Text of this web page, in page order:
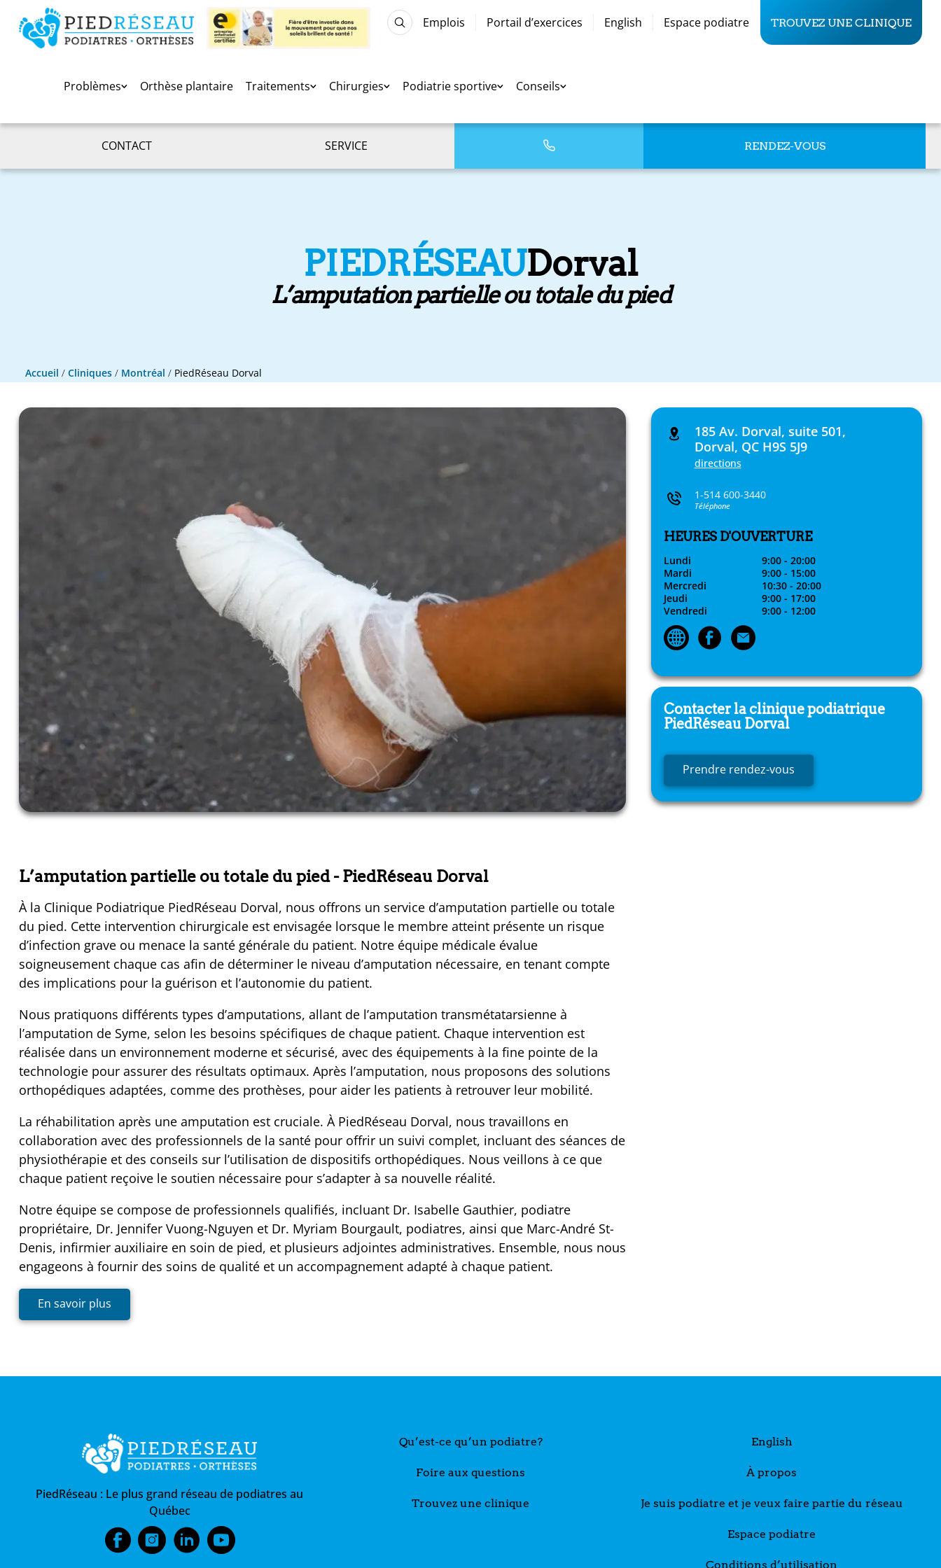
Problèmes Orthèse plantaire Traitements Chirurgies Podiatrie sportive Conseils
Emplois Portail d’exercices English Espace podiatre TROUVEZ UNE CLINIQUE
CONTACT SERVICE RENDEZ-VOUS
PIEDRÉSEAUDorval
L’amputation partielle ou totale du pied
Accueil / Cliniques / Montréal / PiedRéseau Dorval
L’amputation partielle ou totale du pied- PiedRéseau Dorval
À la Clinique Podiatrique PiedRéseau Dorval, nous offrons un service d’amputation partielle ou totale
du pied. Cette intervention chirurgicale est envisagée lorsque le membre atteint présente un risque
d’infection grave ou menace la santé générale du patient. Notre équipe médicale évalue
soigneusement chaque cas afin de déterminer le niveau d’amputation nécessaire, en tenant compte
des implications pour la guérison et l’autonomie du patient.
Nous pratiquons différents types d’amputations, allant de l’amputation transmétatarsienne à
l’amputation de Syme, selon les besoins spécifiques de chaque patient. Chaque intervention est
réalisée dans un environnement moderne et sécurisé, avec des équipements à la fine pointe de la
technologie pour assurer des résultats optimaux. Après l’amputation, nous proposons des solutions
orthopédiques adaptées, comme des prothèses, pour aider les patients à retrouver leur mobilité.
La réhabilitation après une amputation est cruciale. À PiedRéseau Dorval, nous travaillons en
collaboration avec des professionnels de la santé pour offrir un suivi complet, incluant des séances de
physiothérapie et des conseils sur l’utilisation de dispositifs orthopédiques. Nous veillons à ce que
chaque patient reçoive le soutien nécessaire pour s’adapter à sa nouvelle réalité.
Notre équipe se compose de professionnels qualifiés, incluant Dr. Isabelle Gauthier, podiatre
propriétaire, Dr. Jennifer Vuong-Nguyen et Dr. Myriam Bourgault, podiatres, ainsi que Marc-André St-
Denis, infirmier auxiliaire en soin de pied, et plusieurs adjointes administratives. Ensemble, nous nous
engageons à fournir des soins de qualité et un accompagnement adapté à chaque patient.
En savoir plus
185 Av. Dorval, suite 501,
Dorval, QC H9S 5J9
directions
1-514 600-3440
Téléphone
HEURES D'OUVERTURE
Lundi
9:00 - 20:00
Mardi
9:00 - 15:00
Mercredi
10:30 - 20:00
Jeudi
9:00 - 17:00
Vendredi
9:00 - 12:00
Contacter la clinique podiatrique
PiedRéseau Dorval
Prendre rendez-vous
PiedRéseau : Le plus grand réseau de podiatres au
Québec
Qu’est-ce qu’un podiatre?
Foire aux questions
Trouvez une clinique
English
À propos
Je suis podiatre et je veux faire partie du réseau
Espace podiatre
Conditions d’utilisation